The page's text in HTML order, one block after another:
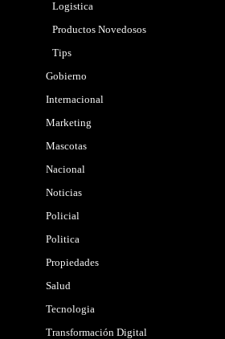
Logistica
Productos Novedosos
Tips
Gobierno
Internacional
Marketing
Mascotas
Nacional
Noticias
Policial
Politica
Propiedades
Salud
Tecnologia
Transformación Digital